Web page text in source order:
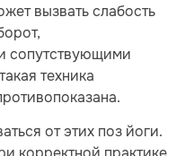
вызвать слабость
сопутствующими
техника
от этих поз йоги.